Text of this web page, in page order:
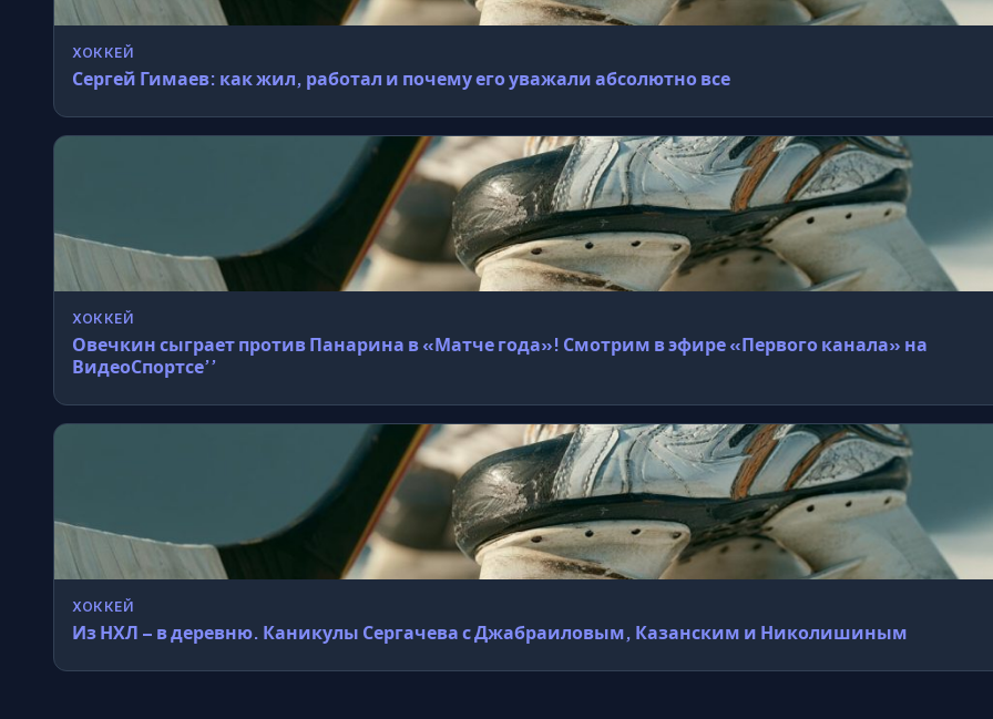
ХОККЕЙ
Сергей Гимаев: как жил, работал и почему его уважали абсолютно все
ХОККЕЙ
Овечкин сыграет против Панарина в «Матче года»! Смотрим в эфире «Первого канала» на
ВидеоСпортсе’’
ХОККЕЙ
Из НХЛ – в деревню. Каникулы Сергачева с Джабраиловым, Казанским и Николишиным